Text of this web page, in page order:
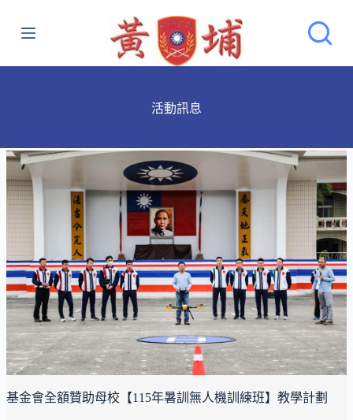
至
活動訊息
基金會全額贊助母校【115年暑訓無人機訓練班】教學計劃